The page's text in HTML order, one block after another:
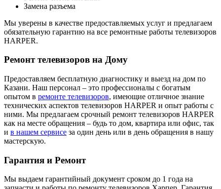
Замена разъема
Мы уверены в качестве предоставляемых услуг и предлагаем
обязательную гарантию на все ремонтные работы телевизоров
HARPER.
Ремонт телевизоров на Дому
Предоставляем бесплатную диагностику и выезд на дом по
Казани. Наш персонал – это профессионалы с богатым
опытом в ремонте телевизоров, имеющие отличное знание
технических аспектов телевизоров HARPER и опыт работы с
ними. Мы предлагаем срочный ремонт телевизоров HARPER
как на месте обращения – будь то дом, квартира или офис, так
и в нашем сервисе за один день или в день обращения в нашу
мастерскую.
Гарантия и Ремонт
Мы выдаем гарантийный документ сроком до 1 года на